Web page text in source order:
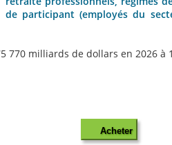
de participant (employés du
milliards de dollars en 2026 à
Acheter